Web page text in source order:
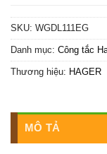
SKU: WGDL111EG
Danh mục: Công tắc
Thương hiệu: HAGER
MÔ TẢ